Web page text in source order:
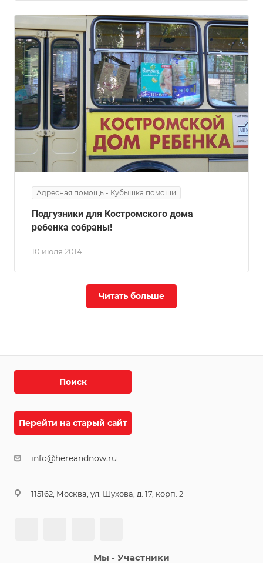
Адресная помощь - Кубышка помощи
10 июля 2014
Подгузники для Костромского дома
ребенка собраны!
Читать больше
Поиск
Перейти на старый сайт
info@hereandnow.ru
115162, Москва, ул. Шухова, д. 17, корп. 2
Мы - Участники